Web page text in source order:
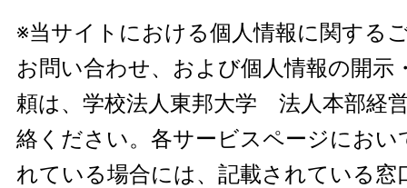
※当サイトにおける個人情報に関する
お問い合わせ、および個人情報の開示
頼は、学校法人東邦大学 法人本部経
絡ください。各サービスページにおい
れている場合には、記載されている窓